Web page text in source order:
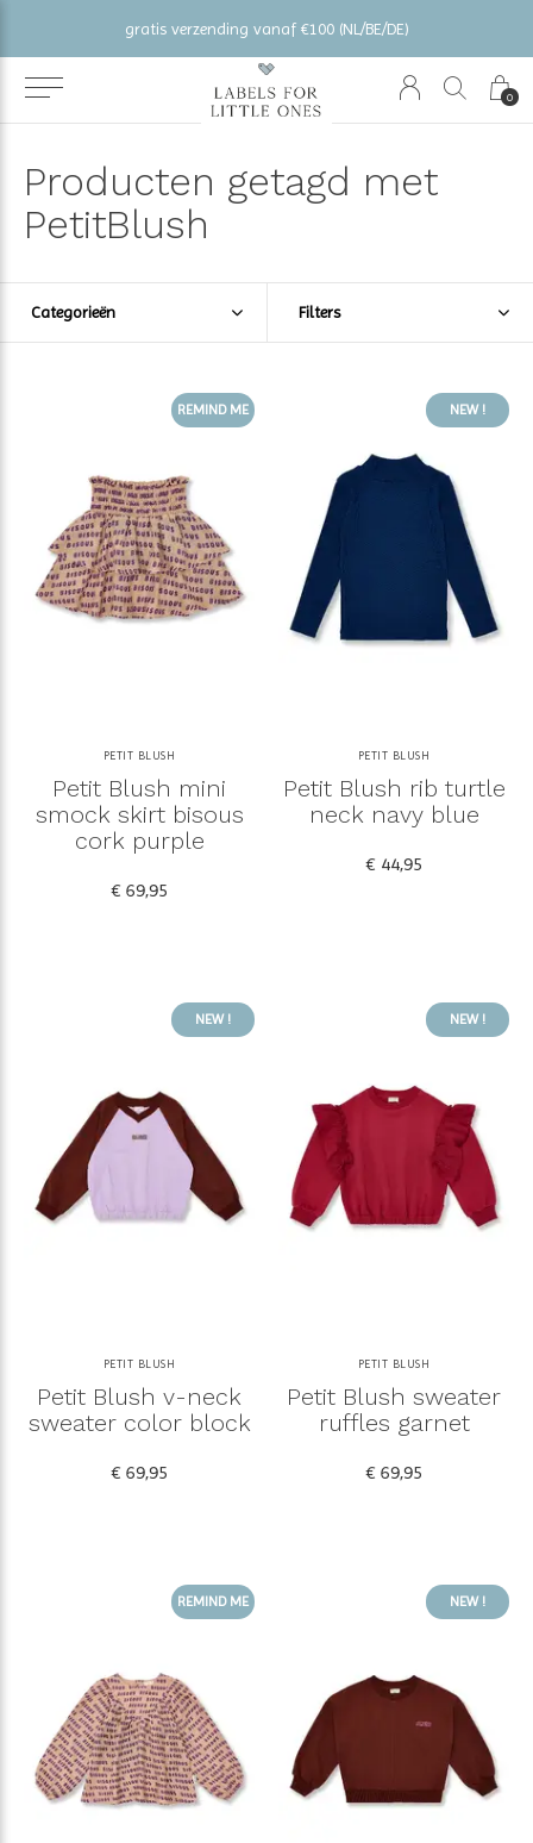
0
gratis verzending vanaf €100 (NL/BE/DE)
Producten getagd met
PetitBlush
Categorieën Filters
REMIND ME
PETIT BLUSH
Petit Blush mini
smock skirt bisous
cork purple
€ 69,95
NEW !
PETIT BLUSH
Petit Blush rib turtle
neck navy blue
€ 44,95
NEW !
PETIT BLUSH
Petit Blush v-neck
sweater color block
€ 69,95
NEW !
PETIT BLUSH
Petit Blush sweater
ruffles garnet
€ 69,95
REMIND ME NEW !